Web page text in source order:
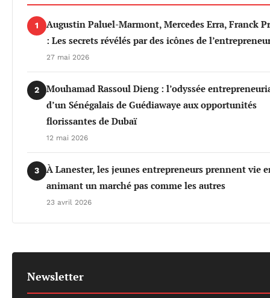
1
Augustin Paluel-Marmont, Mercedes Erra, Franck
: Les secrets révélés par des icônes de
27 mai 2026
2
Mouhamad Rassoul Dieng : l’odyssée
d’un Sénégalais de Guédiawaye aux opportunités
florissantes de Dubaï
12 mai 2026
3
À Lanester, les jeunes entrepreneurs prennent vie
animant un marché pas comme les autres
23 avril 2026
Newsletter